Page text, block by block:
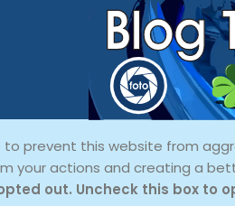
to prevent this website from
your actions and creating a
out. Uncheck this box to